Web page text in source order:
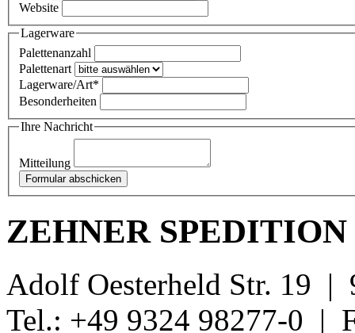
Website
Lagerware
Palettenanzahl
Palettenart
Lagerware/Art*
Besonderheiten
Ihre Nachricht
Mitteilung
ZEHNER
Adolf Oesterheld Str. 19 |
Tel.: +49 9324 98277-0 |